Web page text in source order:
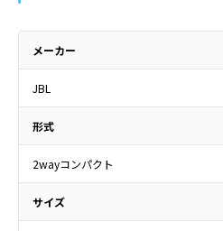
メーカー
JBL
形式
2wayコンパクト
サイズ